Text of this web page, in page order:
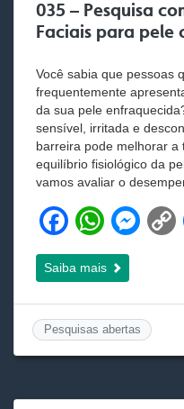
035 – Pesquisa
Faciais para pele
Você sabia que pessoas
frequentemente
da sua pele
sensível, irritada e
barreira pode melhorar a
equilíbrio fisiológico da
vamos avaliar o
F
a
c
e
b
o
o
W
h
at
s
A
p
p
M
e
n
g
er
Saiba mais
Pesquisas abertas